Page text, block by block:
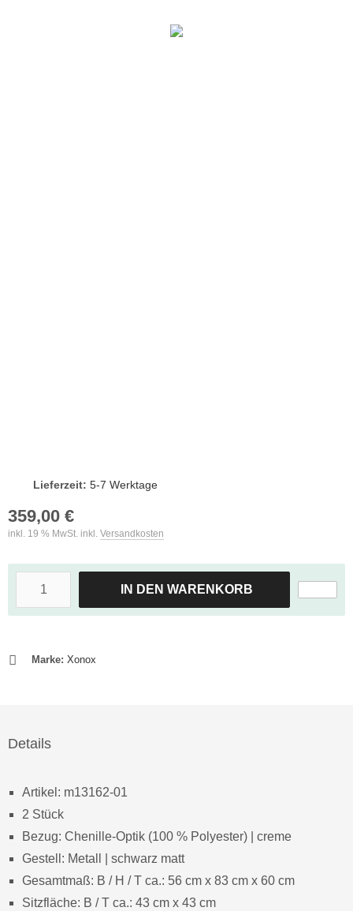
Lieferzeit: 5-7 Werktage
359,00 €
inkl. 19 % MwSt. inkl. Versandkosten
IN DEN WARENKORB
Marke: Xonox
Details
Artikel: m13162-01
2 Stück
Bezug: Chenille-Optik (100 % Polyester) | creme
Gestell: Metall | schwarz matt
Gesamtmaß: B / H / T ca.: 56 cm x 83 cm x 60 cm
Sitzfläche: B / T ca.: 43 cm x 43 cm